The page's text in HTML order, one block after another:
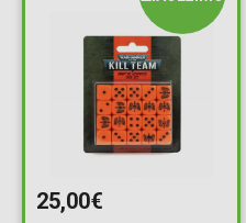
25,00€